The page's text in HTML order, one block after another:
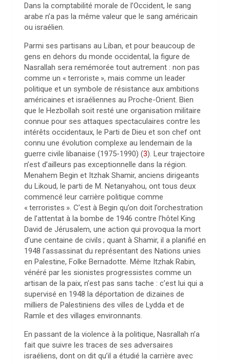
Dans la comptabilité morale de l’Occident, le sang
arabe n’a pas la même valeur que le sang américain
ou israélien.
Parmi ses partisans au Liban, et pour beaucoup de
gens en dehors du monde occidental, la figure de
Nasrallah sera remémorée tout autrement : non pas
comme un « terroriste », mais comme un leader
politique et un symbole de résistance aux ambitions
américaines et israéliennes au Proche-Orient. Bien
que le Hezbollah soit resté une organisation militaire
connue pour ses attaques spectaculaires contre les
intérêts occidentaux, le Parti de Dieu et son chef ont
connu une évolution complexe au lendemain de la
guerre civile libanaise (1975-1990) (3). Leur trajectoire
n’est d’ailleurs pas exceptionnelle dans la région.
Menahem Begin et Itzhak Shamir, anciens dirigeants
du Likoud, le parti de M. Netanyahou, ont tous deux
commencé leur carrière politique comme
« terroristes ». C’est à Begin qu’on doit l’orchestration
de l’attentat à la bombe de 1946 contre l’hôtel King
David de Jérusalem, une action qui provoqua la mort
d’une centaine de civils ; quant à Shamir, il a planifié en
1948 l’assassinat du représentant des Nations unies
en Palestine, Folke Bernadotte. Même Itzhak Rabin,
vénéré par les sionistes progressistes comme un
artisan de la paix, n’est pas sans tache : c’est lui qui a
supervisé en 1948 la déportation de dizaines de
milliers de Palestiniens des villes de Lydda et de
Ramle et des villages environnants.
En passant de la violence à la politique, Nasrallah n’a
fait que suivre les traces de ses adversaires
israéliens, dont on dit qu’il a étudié la carrière avec